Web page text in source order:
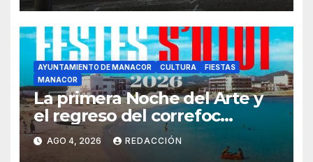
AYUNTAMIENTO DE MANACOR CULTURA
FIESTAS
MANACOR
La primera Noche del Arte y
el regreso del correfoc
marcan las Fiestas de Verano
de S’Illot 2026
AGO 4, 2026 REDACCIÓN